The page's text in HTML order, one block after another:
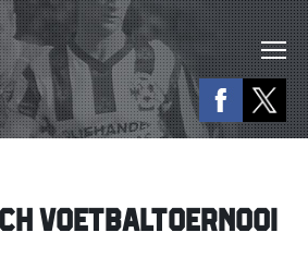
VOETBALTOERNOOI